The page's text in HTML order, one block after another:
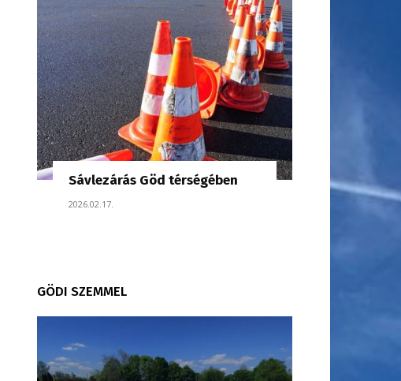
Sávlezárás Göd térségében
2026.02.17.
GÖDI SZEMMEL